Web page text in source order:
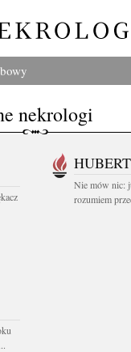
nekrologi
Nie mów nic:
rozumiem